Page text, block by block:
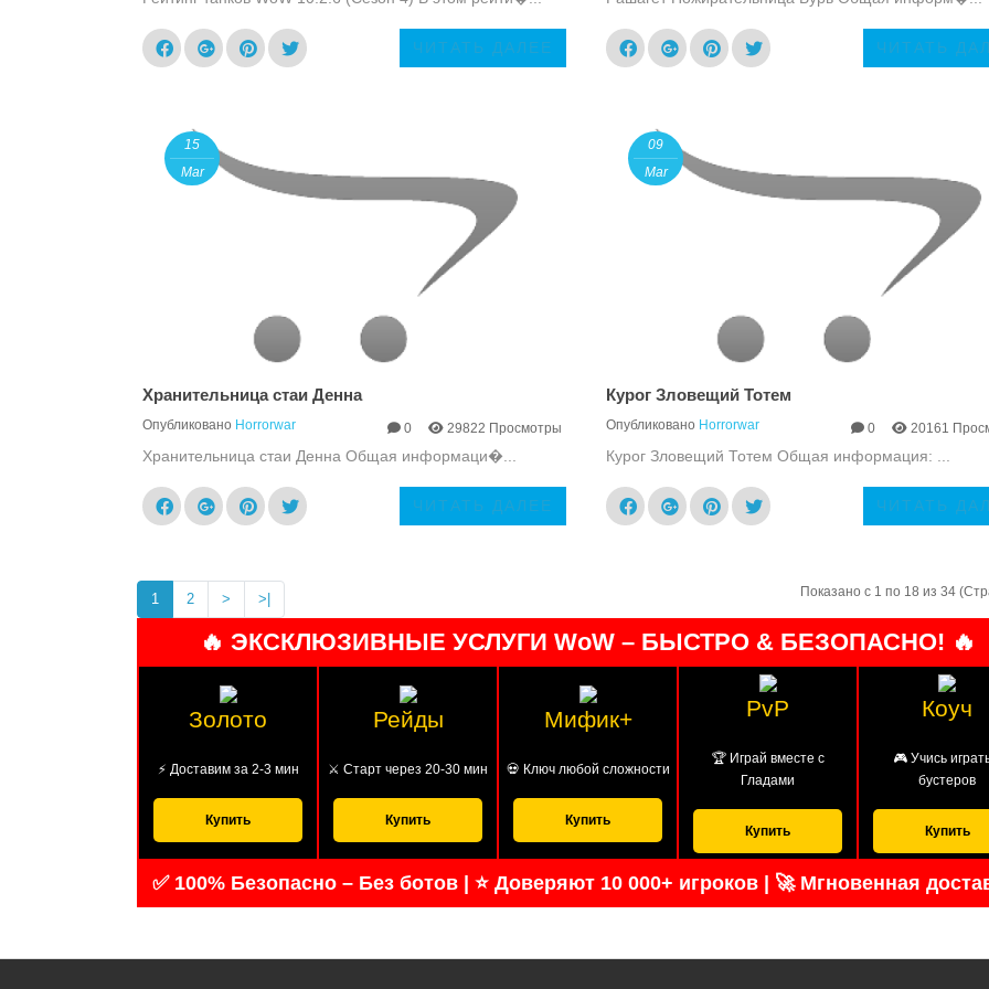
ЧИТАТЬ ДАЛЕЕ ЧИТАТЬ
15
Mar
Хранительница стаи Денна
Опубликовано Horrorwar 0 29822 Просмотры
Хранительница стаи Денна Общая информаци�...
ЧИТАТЬ ДАЛЕЕ
09
Mar
Курог Зловещий Тотем
Опубликовано Horrorwar 0 20161
Курог Зловещий Тотем Общая информация: ...
ЧИТАТЬ
1 2 > >| Показано с 1 по 18 из 34
🔥 ЭКСКЛЮЗИВНЫЕ УСЛУГИ WoW – БЫСТРО & БЕЗОПАСНО! 🔥
Золото
⚡ Доставим за 2-3 мин
Купить
Рейды
⚔️ Старт через 20-30 мин
Купить
Мифик+
💀 Ключ любой сложности
Купить
PvP
🏆 Играй вместе с
Гладами
Купить
Коуч
🎮 Учись
бустеров
Купить
✅ 100% Безопасно – Без ботов | ⭐ Доверяют 10 000+ игроков | 🚀 Мгновенная